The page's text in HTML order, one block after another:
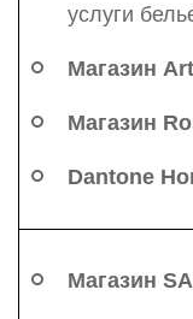
услуги
Магазин
Магазин
Dantone
Магазин